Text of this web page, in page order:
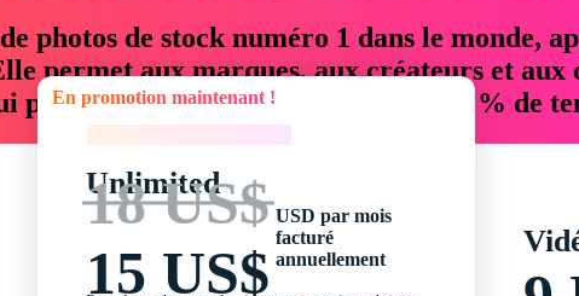
photos de stock numéro 1 dans le monde,
permet aux marques, aux créateurs et aux
permettent d'économiser jusqu'à 76 % de
En promotion maintenant !
Unlimited
18 US$
15 US$
USD par mois
facturé
annuellement